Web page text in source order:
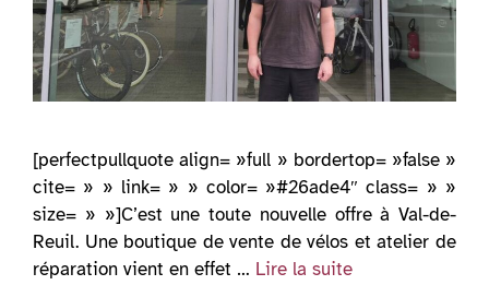
[perfectpullquote align= »full » bordertop= »false »
cite= » » link= » » color= »#26ade4″ class= » »
size= » »]C’est une toute nouvelle offre à Val-de-
Reuil. Une boutique de vente de vélos et atelier de
réparation vient en effet … Lire la suite